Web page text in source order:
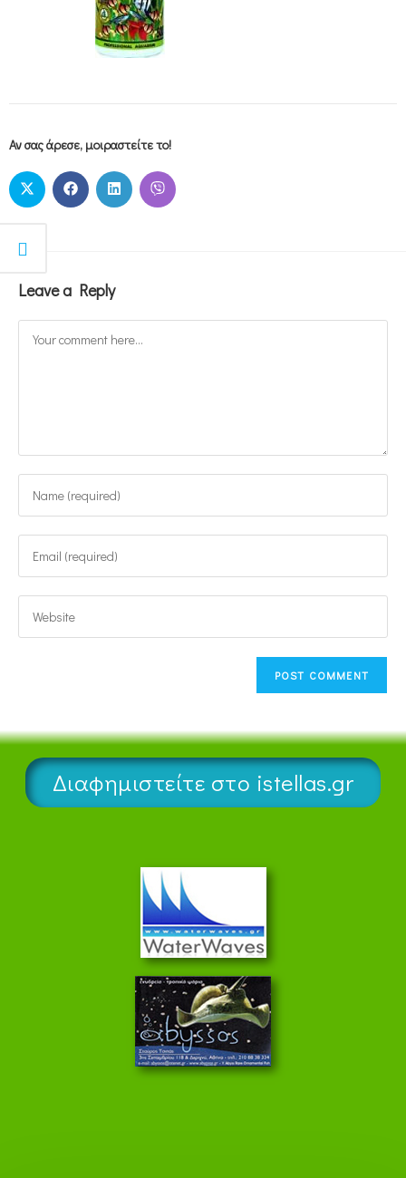
Αν σας άρεσε, μοιραστείτε το!
Leave a Reply
Διαφημιστείτε στο istellas.gr